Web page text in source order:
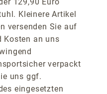
Kleinere Artikel
versenden Sie auf
Kosten an uns
verpackt
uns ggf.
eingesetzten